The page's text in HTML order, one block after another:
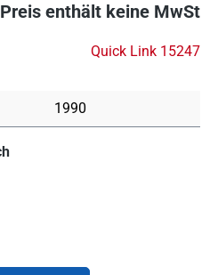
Preis enthält keine MwSt
Quick Link 15247
1990